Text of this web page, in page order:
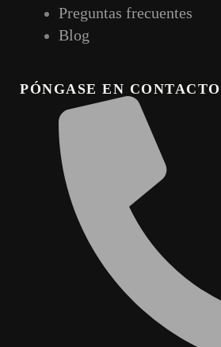
Preguntas frecuentes
Blog
PÓNGASE EN CONTACTO